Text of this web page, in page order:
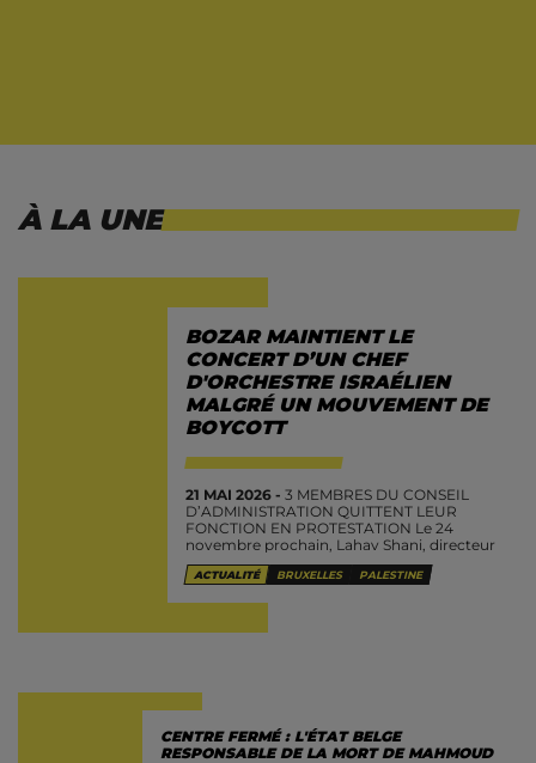
À LA UNE
BOZAR MAINTIENT LE
CONCERT D’UN CHEF
D'ORCHESTRE ISRAÉLIEN
MALGRÉ UN MOUVEMENT DE
BOYCOTT
21 MAI 2026 - 3 MEMBRES DU CONSEIL
D’ADMINISTRATION QUITTENT LEUR
FONCTION EN PROTESTATION Le 24
novembre prochain, Lahav Shani, directeur
musical de l’Orchestre philharmonique
d’Israël, viendra diriger son Orchestre de
ACTUALITÉ BRUXELLES PALESTINE
CENTRE FERMÉ : L'ÉTAT BELGE
RESPONSABLE DE LA MORT DE MAHMOUD